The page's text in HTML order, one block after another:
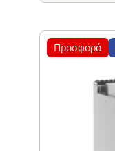
Προσφορά